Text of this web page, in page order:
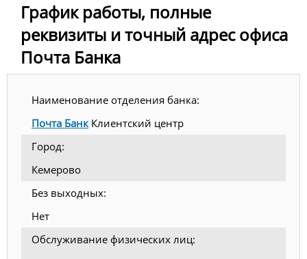
График работы, полные
реквизиты и точный адрес офиса
Почта Банка
Наименование отделения банка:
Почта БанкКлиентский центр
Город:
Кемерово
Без выходных:
Нет
Обслуживание физических лиц: